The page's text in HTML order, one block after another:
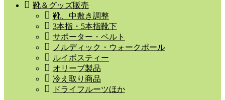
靴＆グッズ販売
靴、中敷き調整
3本指・5本指靴下
サポーター・ベルト
ノルディック・ウォークポール
ルイボスティー
オリーブ製品
冷え取り商品
ドライフルーツほか